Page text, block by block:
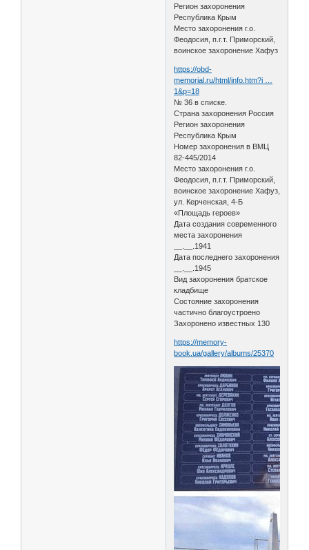
Регион захоронения
Республика Крым
Место захоронения г.о.
Феодосия, п.г.т. Приморский,
воинское захоронение Хафуз
https://obd-
memorial.ru/html/info.htm?i …
1&p=18
№ 36 в списке.
Страна захоронения Россия
Регион захоронения
Республика Крым
Номер захоронения в ВМЦ
82-445/2014
Место захоронения г.о.
Феодосия, п.г.т. Приморский,
воинское захоронение Хафуз,
ул. Керченская, 4-Б
«Площадь героев»
Дата создания современного
места захоронения
__.__.1941
Дата последнего захоронения
__.__.1945
Вид захоронения братское
кладбище
Состояние захоронения
частично благоустроено
Захоронено известных 130
https://memory-
book.ua/gallery/albums/25370